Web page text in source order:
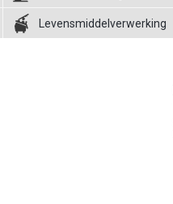
Levensmiddelverwerking